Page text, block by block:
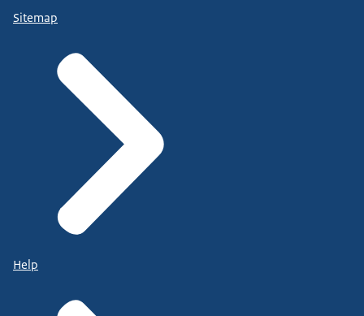
Sitemap
Help